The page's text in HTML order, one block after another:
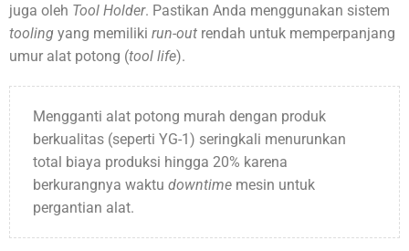
juga oleh Tool Holder. Pastikan Anda menggunakan sistem
tooling yang memiliki run-out rendah untuk memperpanjang
umur alat potong (tool life).
Mengganti alat potong murah dengan produk
berkualitas (seperti YG-1) seringkali menurunkan
total biaya produksi hingga 20% karena
berkurangnya waktu downtime mesin untuk
pergantian alat.